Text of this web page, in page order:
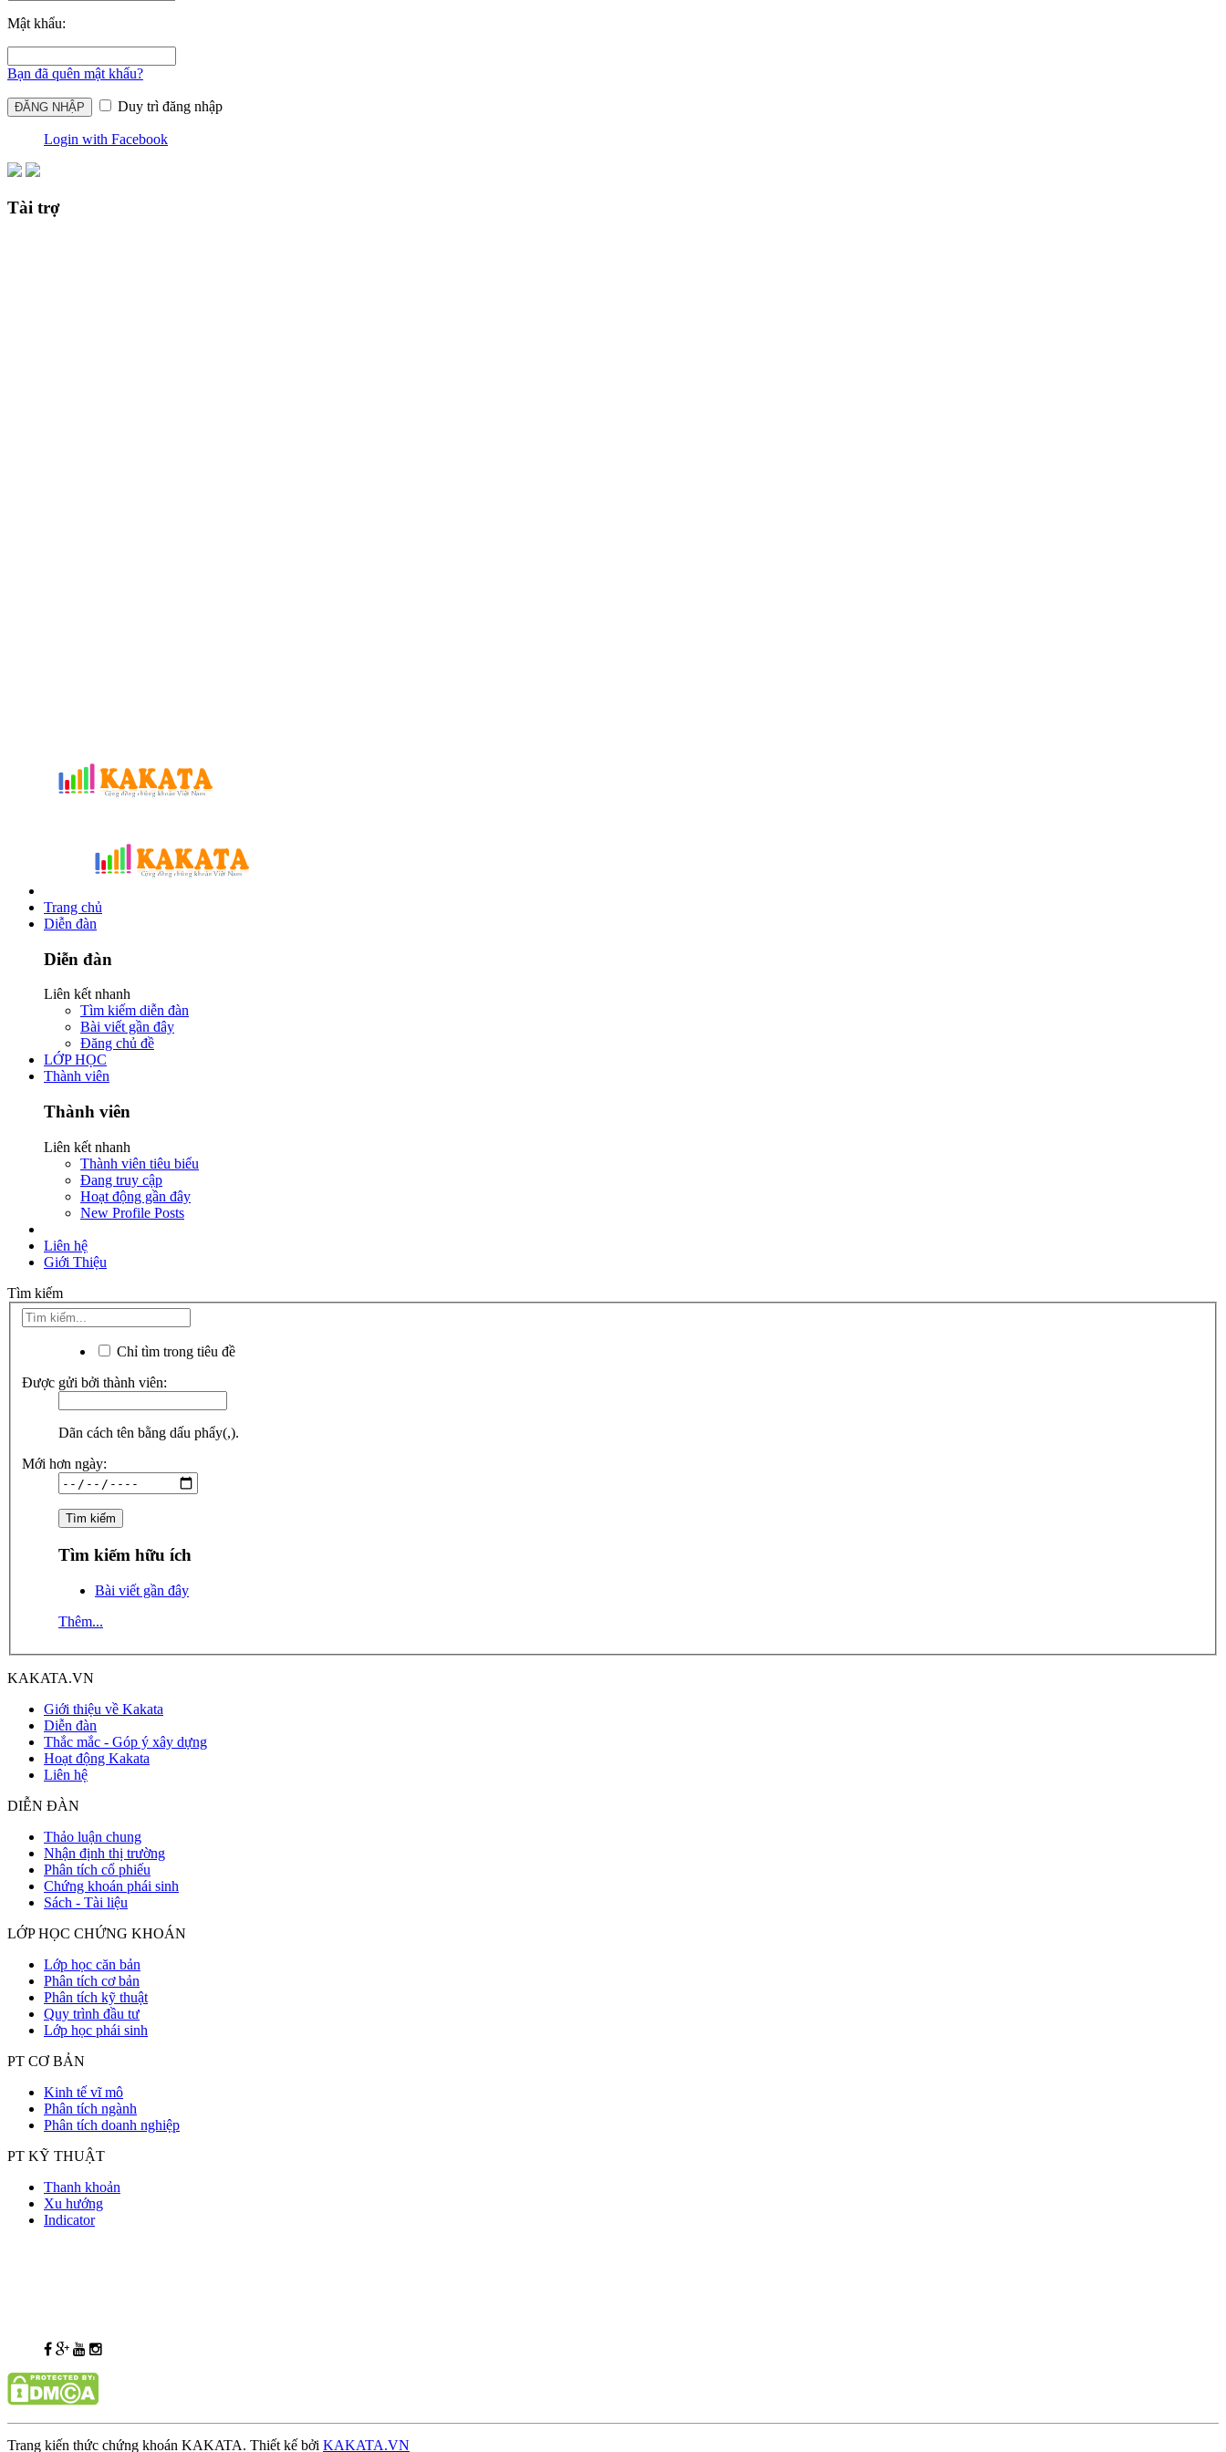
Mật khẩu:
Bạn đã quên mật khẩu?
Duy trì đăng nhập
Login with Facebook
Tài trợ
Trang chủ
Diễn đàn
Diễn đàn
Liên kết nhanh
Tìm kiếm diễn đàn
Bài viết gần đây
Đăng chủ đề
LỚP HỌC
Thành viên
Thành viên
Liên kết nhanh
Thành viên tiêu biểu
Đang truy cập
Hoạt động gần đây
New Profile Posts
Liên hệ
Giới Thiệu
Tìm kiếm
Chỉ tìm trong tiêu đề
Được gửi bởi thành viên:
Dãn cách tên bằng dấu phẩy(,).
Mới hơn ngày:
Tìm kiếm hữu ích
Bài viết gần đây
Thêm...
KAKATA.VN
Giới thiệu về Kakata
Diễn đàn
Thắc mắc - Góp ý xây dựng
Hoạt động Kakata
Liên hệ
DIỄN ĐÀN
Thảo luận chung
Nhận định thị trường
Phân tích cổ phiếu
Chứng khoán phái sinh
Sách - Tài liệu
LỚP HỌC CHỨNG KHOÁN
Lớp học căn bản
Phân tích cơ bản
Phân tích kỹ thuật
Quy trình đầu tư
Lớp học phái sinh
PT CƠ BẢN
Kinh tế vĩ mô
Phân tích ngành
Phân tích doanh nghiệp
PT KỸ THUẬT
Thanh khoản
Xu hướng
Indicator
Trang kiến thức chứng khoán KAKATA. Thiết kế bởi KAKATA.VN